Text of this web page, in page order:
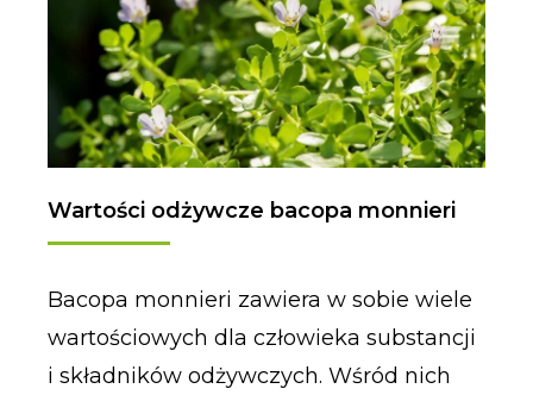
Wartości odżywcze bacopa monnieri
Bacopa monnieri zawiera w sobie wiele
wartościowych dla człowieka substancji
i składników odżywczych. Wśród nich